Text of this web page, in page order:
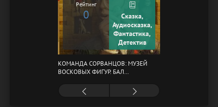
Рейтинг
0
Сказка,
Аудиосказка,
Фантастика,
Детектив
КОМАНДА СОРВАНЦОВ: МУЗЕЙ
ВОСКОВЫХ ФИГУР. БАЛ